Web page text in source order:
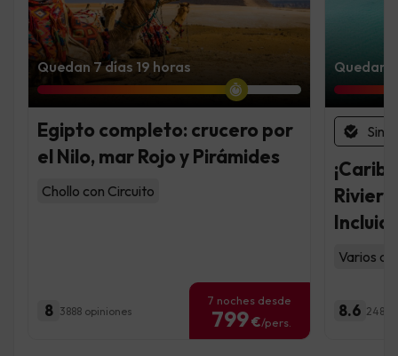
Quedan 7 días 19 horas
Egipto completo: crucero por
el Nilo, mar Rojo y Pirámides
Chollo con Circuito
8 3888 opiniones
7 noches desde
799€/pers.
Quedan
Sin
Varios
8.6 248